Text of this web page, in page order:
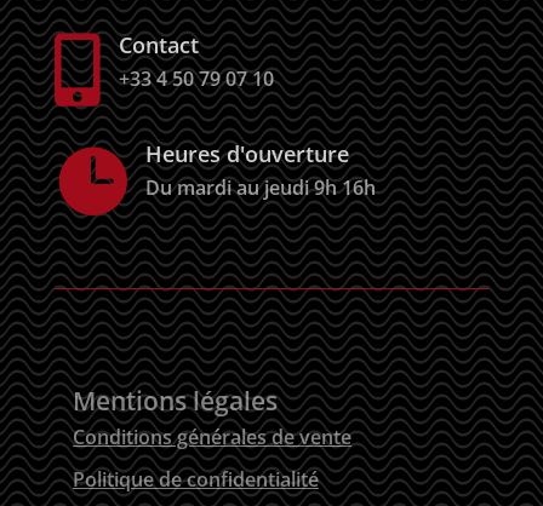
 Contact
+33 4 50 79 07 10
 Heures d'ouverture
Du mardi au jeudi 9h 16h
Mentions légales
Conditions générales de vente
Politique de confidentialité